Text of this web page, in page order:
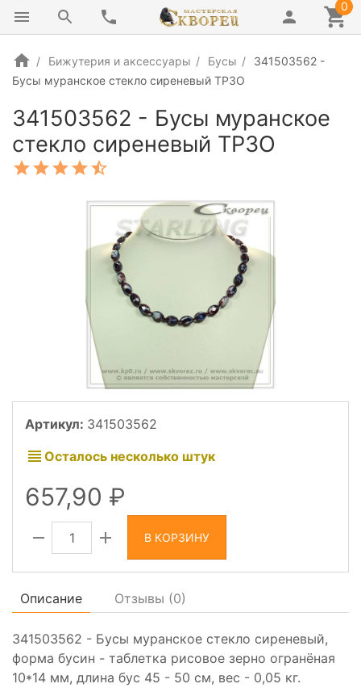
0
Бижутерия и аксессуары Бусы
341503562 -
Бусы муранское стекло сиреневый ТРЗО
341503562 - Бусы муранское
стекло сиреневый ТРЗО
Артикул: 341503562
Осталось несколько штук
657,90
В КОРЗИНУ
Описание Отзывы (0)
341503562 - Бусы муранское стекло сиреневый,
форма бусин - таблетка рисовое зерно огранёная
10*14 мм, длина бус 45 - 50 см, вес - 0,05 кг.